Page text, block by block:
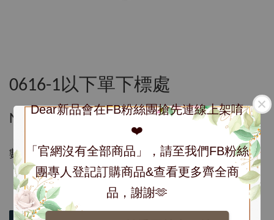
Dear新品會在FB粉絲團搶先連線上架唷
❤️
「官網沒有全部商品」，請至我們FB粉絲
團專人登記訂購商品&查看更多齊全商
品，謝謝🫶
0616-1以下單下標處
NT$ 2,640
數量